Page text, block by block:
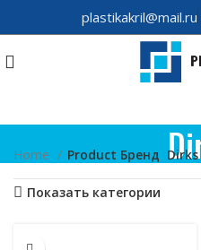
plastikakril@mail.ru
Home Product Бренд Dirks
Показать категории